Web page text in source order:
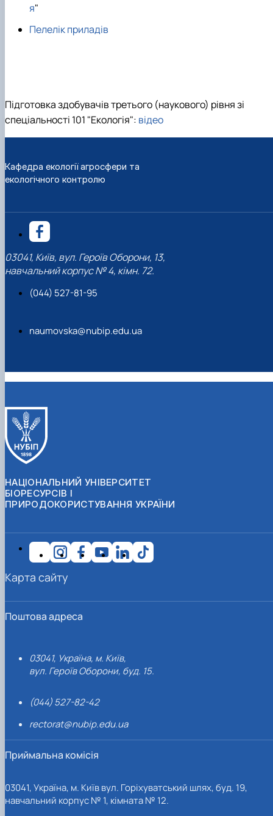
я"
Пелелік приладів
Підготовка здобувачів третього (наукового) рівня зі
спеціальності 101 "Екологія": відео
Кафедра екології агросфери та
екологічного контролю
03041, Київ, вул. Героїв Оборони, 13,
навчальний корпус № 4, кімн. 72.
(044) 527-81-95
naumovska@nubip.edu.ua
НАЦІОНАЛЬНИЙ УНІВЕРСИТЕТ
БІОРЕСУРСІВ І
ПРИРОДОКОРИСТУВАННЯ УКРАЇНИ
Поштова адреса
03041, Україна, м. Київ,
вул. Героїв Оборони, буд. 15.
(044) 527-82-42
rectorat@nubip.edu.ua
Приймальна комісія
03041, Україна, м. Київ вул. Горіхуватський шлях, буд. 19,
навчальний корпус № 1, кімната № 12.
Карта сайту